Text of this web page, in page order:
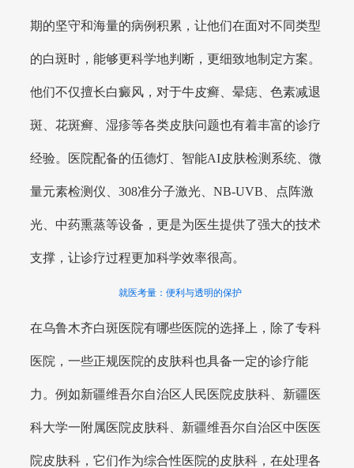
期的坚守和海量的病例积累，让他们在面对不同类型
的白斑时，能够更科学地判断，更细致地制定方案。
他们不仅擅长白癜风，对于牛皮癣、晕痣、色素减退
斑、花斑癣、湿疹等各类皮肤问题也有着丰富的诊疗
经验。医院配备的伍德灯、智能AI皮肤检测系统、微
量元素检测仪、308准分子激光、NB-UVB、点阵激
光、中药熏蒸等设备，更是为医生提供了强大的技术
支撑，让诊疗过程更加科学效率很高。
就医考量：便利与透明的保护
在乌鲁木齐白斑医院有哪些医院的选择上，除了专科
医院，一些正规医院的皮肤科也具备一定的诊疗能
力。例如新疆维吾尔自治区人民医院皮肤科、新疆医
科大学一附属医院皮肤科、新疆维吾尔自治区中医医
院皮肤科，它们作为综合性医院的皮肤科，在处理各